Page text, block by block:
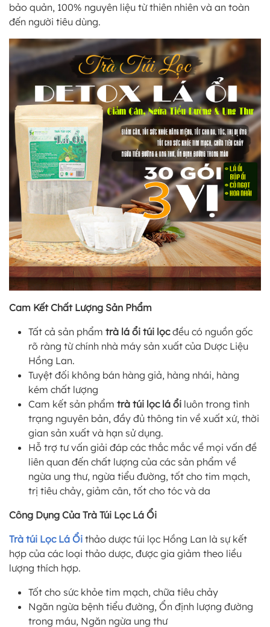
bảo quản, 100% nguyên liệu từ thiên nhiên và an toàn
đến người tiêu dùng.
Cam Kết Chất Lượng Sản Phẩm
Tất cả sản phẩm trà lá ổi túi lọcđều có nguồn gốc
rõ ràng từ chính nhà máy sản xuất của Dược Liệu
Hồng Lan.
Tuyệt đối không bán hàng giả, hàng nhái, hàng
kém chất lượng
Cam kết sản phẩm trà túi lọc lá ổi luôn trong tình
trạng nguyên bản, đầy đủ thông tin về xuất xứ, thời
gian sản xuất và hạn sử dụng.
Hỗ trợ tư vấn giải đáp các thắc mắc về mọi vấn đề
liên quan đến chất lượng của các sản phẩm về
ngừa ung thư, ngừa tiểu đường, tốt cho tim mạch,
trị tiêu chảy, giảm cân, tốt cho tóc và da
Công Dụng Của Trà Túi Lọc Lá Ổi
Trà túi Lọc Lá Ổi thảo dược túi lọc Hồng Lan là sự kết
hợp của các loại thảo dược, được gia giảm theo liều
lượng thích hợp.
Tốt cho sức khỏe tim mạch, chữa tiêu chảy
Ngăn ngừa bệnh tiểu đường, Ổn định lượng đường
trong máu, Ngăn ngừa ung thư